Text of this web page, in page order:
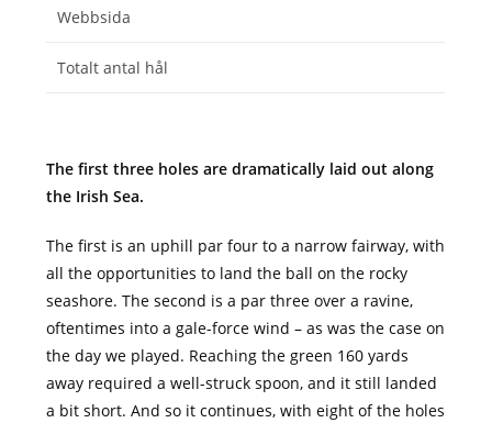
Webbsida
Totalt antal hål
The first three holes are dramatically laid out along
the Irish Sea.
The first is an uphill par four to a narrow fairway, with
all the opportunities to land the ball on the rocky
seashore. The second is a par three over a ravine,
oftentimes into a gale-force wind – as was the case on
the day we played. Reaching the green 160 yards
away required a well-struck spoon, and it still landed
a bit short. And so it continues, with eight of the holes